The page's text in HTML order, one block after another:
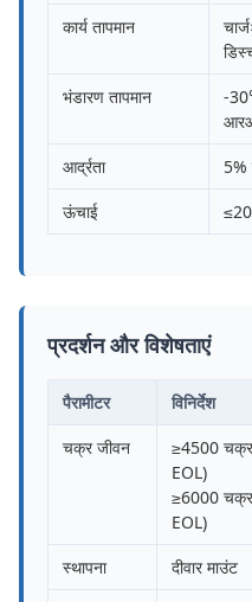
कार्य तापमान
भंडारण तापमान
-
आर्द्रता
ऊंचाई
प्रदर्शन और विशेषताएं
पैरामीटर
विनिर्देश
चक्र जीवन
≥4500
EOL)
≥6000
EOL)
स्थापना
दीवार माउंट